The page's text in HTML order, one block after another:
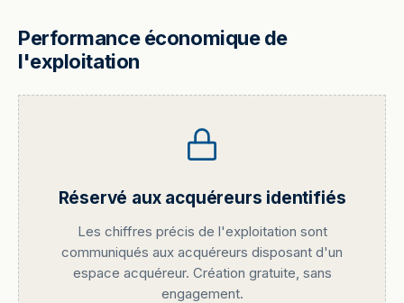
Performance économique de
l'exploitation
Réservé aux acquéreurs identifiés
Les chiffres précis de l'exploitation sont
communiqués aux acquéreurs disposant d'un
espace acquéreur. Création gratuite, sans
engagement.